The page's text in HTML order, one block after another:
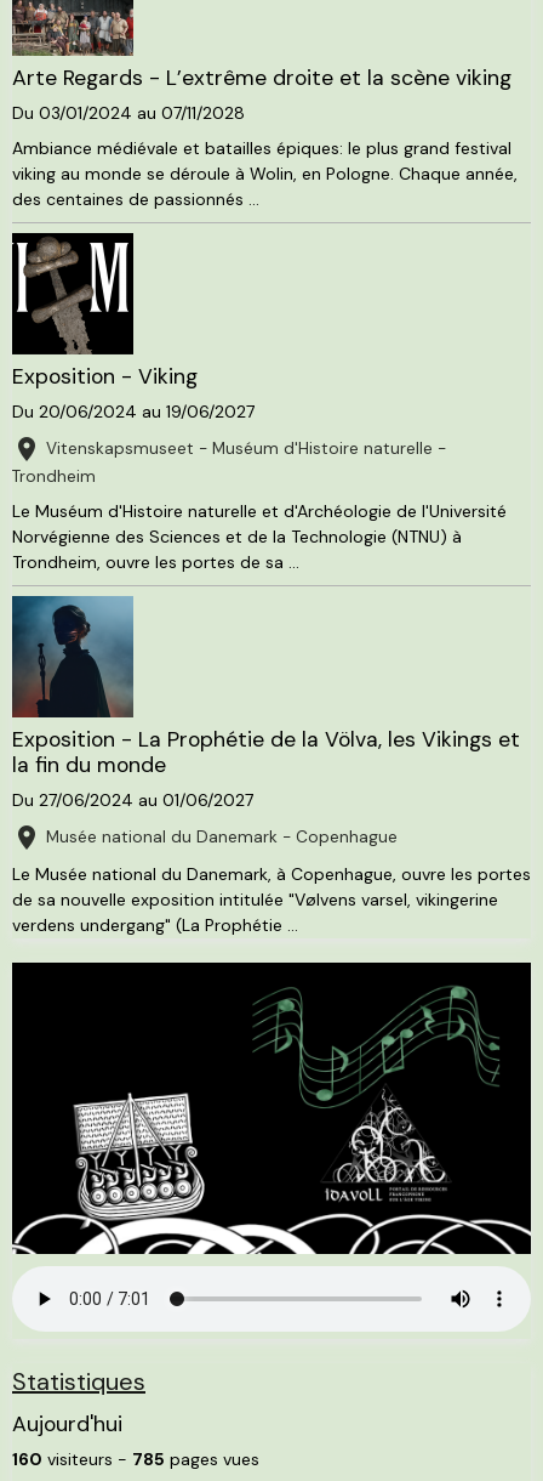
Arte Regards - L’extrême droite et la scène viking
Du 03/01/2024 au 07/11/2028
Ambiance médiévale et batailles épiques: le plus grand festival
viking au monde se déroule à Wolin, en Pologne. Chaque année,
des centaines de passionnés ...
Exposition - Viking
Du 20/06/2024 au 19/06/2027
Vitenskapsmuseet - Muséum d'Histoire naturelle -
Trondheim
Le Muséum d'Histoire naturelle et d'Archéologie de l'Université
Norvégienne des Sciences et de la Technologie (NTNU) à
Trondheim, ouvre les portes de sa ...
Exposition - La Prophétie de la Völva, les Vikings et
la fin du monde
Du 27/06/2024 au 01/06/2027
Musée national du Danemark - Copenhague
Le Musée national du Danemark, à Copenhague, ouvre les portes
de sa nouvelle exposition intitulée "Vølvens varsel, vikingerine
verdens undergang" (La Prophétie ...
Statistiques
Aujourd'hui
160 visiteurs - 785 pages vues